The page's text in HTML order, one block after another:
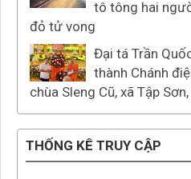
tô tông hai
đỏ tử vong
Đại tá Trần
thành Chánh
chùa Sleng Cũ, xã Tập
THỐNG KÊ TRUY CẬP